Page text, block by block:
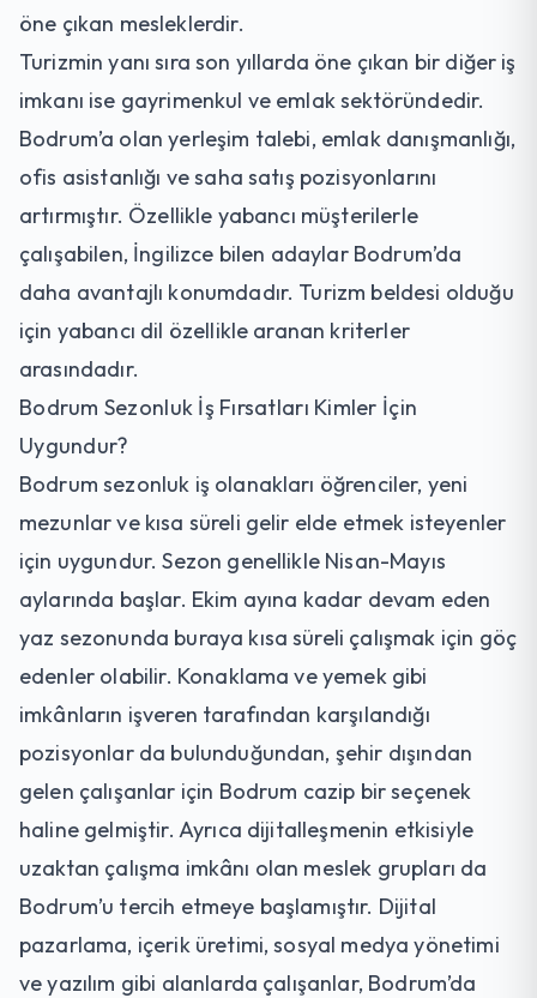
öne çıkan mesleklerdir.
Turizmin yanı sıra son yıllarda öne çıkan bir diğer iş
imkanı ise gayrimenkul ve emlak sektöründedir.
Bodrum’a olan yerleşim talebi, emlak danışmanlığı,
ofis asistanlığı ve saha satış pozisyonlarını
artırmıştır. Özellikle yabancı müşterilerle
çalışabilen, İngilizce bilen adaylar Bodrum’da
daha avantajlı konumdadır. Turizm beldesi olduğu
için yabancı dil özellikle aranan kriterler
arasındadır.
Bodrum Sezonluk İş Fırsatları Kimler İçin
Uygundur?
Bodrum sezonluk iş olanakları öğrenciler, yeni
mezunlar ve kısa süreli gelir elde etmek isteyenler
için uygundur. Sezon genellikle Nisan-Mayıs
aylarında başlar. Ekim ayına kadar devam eden
yaz sezonunda buraya kısa süreli çalışmak için göç
edenler olabilir. Konaklama ve yemek gibi
imkânların işveren tarafından karşılandığı
pozisyonlar da bulunduğundan, şehir dışından
gelen çalışanlar için Bodrum cazip bir seçenek
haline gelmiştir. Ayrıca dijitalleşmenin etkisiyle
uzaktan çalışma imkânı olan meslek grupları da
Bodrum’u tercih etmeye başlamıştır. Dijital
pazarlama, içerik üretimi, sosyal medya yönetimi
ve yazılım gibi alanlarda çalışanlar, Bodrum’da